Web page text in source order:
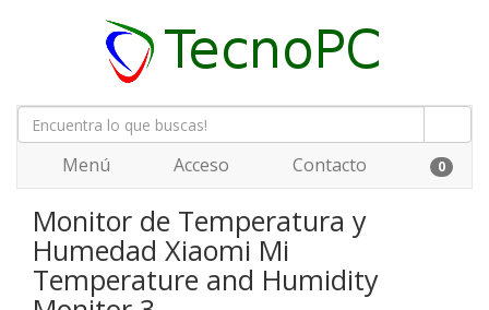
Menú Acceso Contacto 0
Monitor de Temperatura y
Humedad Xiaomi Mi
Temperature and Humidity